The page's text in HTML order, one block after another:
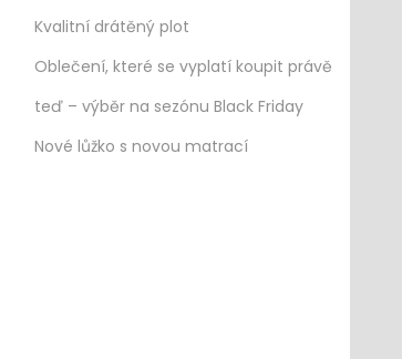
Kvalitní drátěný plot
Oblečení, které se vyplatí koupit právě
teď – výběr na sezónu Black Friday
Nové lůžko s novou matrací